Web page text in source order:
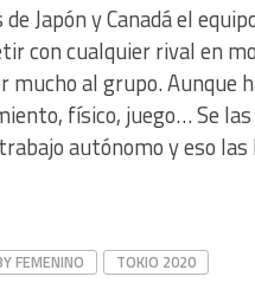
Japón y Canadá el
con cualquier rival en
mucho al grupo. Aunque
físico, juego… Se
autónomo y eso las
FEMENINO TOKIO 2020